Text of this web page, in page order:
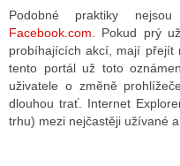
RÁDIA
STRÁNKY RÁDIÍ
STRÁNKY TV
Podobné praktiky
Facebook.com . Pokud prý
probíhajících akcí, mají přejít
tento portál už toto
uživatele o změně
dlouhou trať. Internet
trhu) mezi nejčastěji užívané